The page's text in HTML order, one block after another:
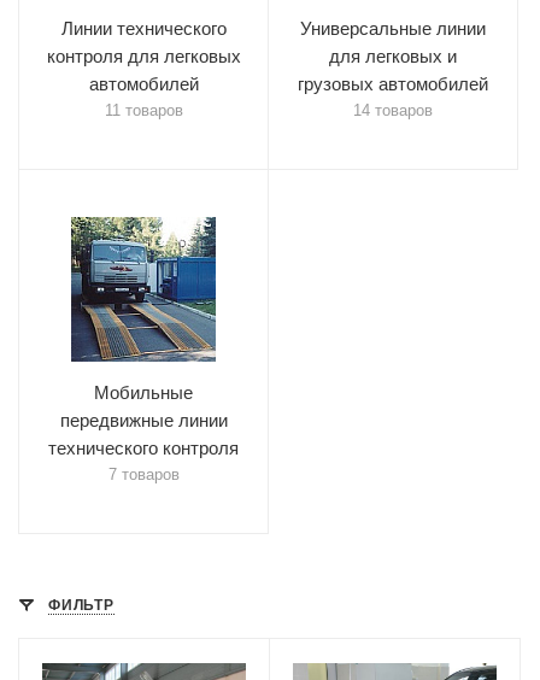
Линии технического
контроля для легковых
автомобилей
11 товаров
Универсальные линии
для легковых и
грузовых автомобилей
14 товаров
Мобильные
передвижные линии
технического контроля
7 товаров
ФИЛЬТР